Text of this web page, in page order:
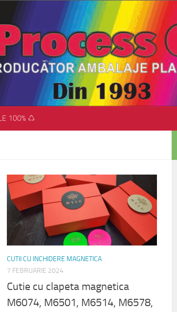
100% ♺
CUTII CU INCHIDERE MAGNETICA
7 FEBRUARIE 2024
Cutie cu clapeta magnetica
M6074, M6501, M6514, M6578,